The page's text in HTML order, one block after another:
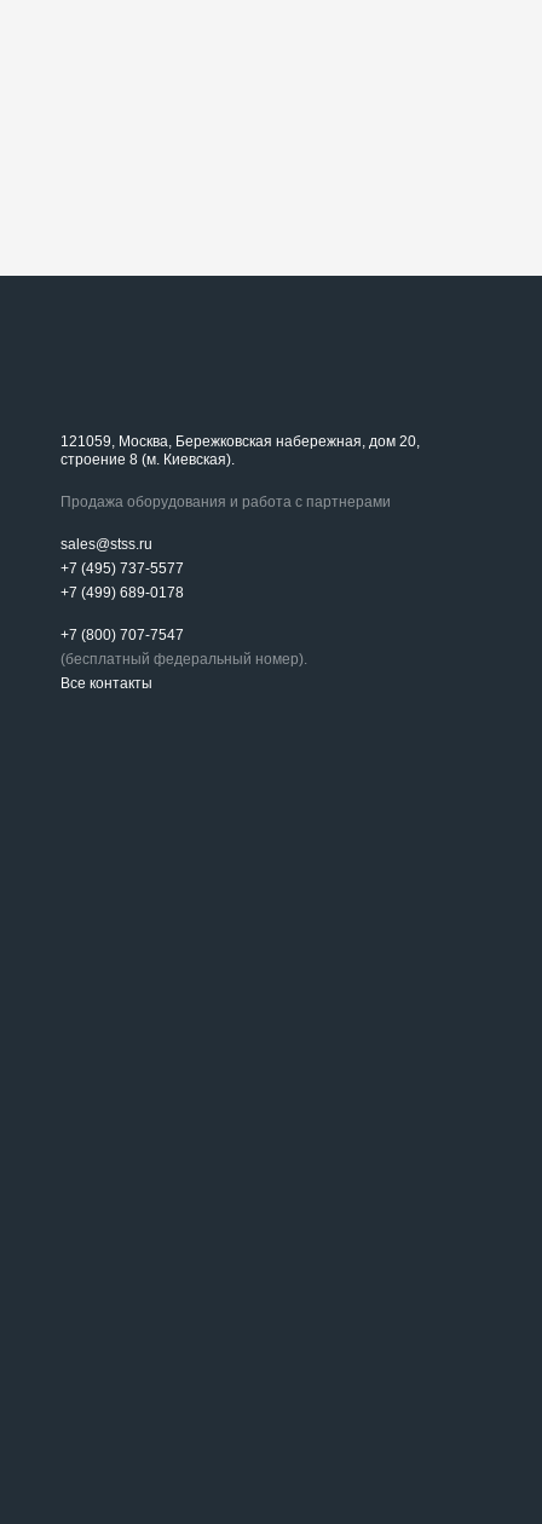
121059, Москва, Бережковская набережная, дом 20,
строение 8 (м. Киевская).
Продажа оборудования и работа с партнерами
sales@stss.ru
+7 (495) 737-5577
+7 (499) 689-0178
+7 (800) 707-7547
(бесплатный федеральный номер).
Все контакты